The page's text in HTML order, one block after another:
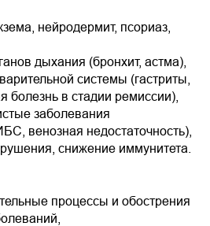
нейродермит, псориаз,
дыхания (бронхит, астма),
системы (гастриты,
болезнь в стадии ремиссии),
заболевания
венозная недостаточность),
снижение иммунитета.
процессы и обострения